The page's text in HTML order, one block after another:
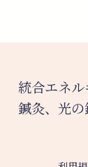
統合エネ
鍼灸、光